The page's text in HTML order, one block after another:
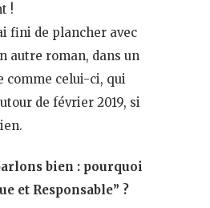
!
fini de plancher avec
autre roman, dans un
comme celui-ci, qui
de février 2019, si
bien : pourquoi
et Responsable” ?